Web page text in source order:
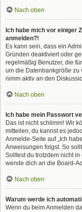
Nach oben
Ich habe mich vor einiger
anmelden?!
Es kann sein, dass ein
Gründen deaktiviert oder
regelmäßig Benutzer, die
um die Datenbankgröße zu
nimm aktiv an den
Nach oben
Ich habe mein Passwort
Das ist nicht schlimm! Wir
mitteilen, du kannst es
Anmelde-Seite auf „Ich
Anweisungen folgst. So
Solltest du trotzdem nicht
wende dich an die Board-
Nach oben
Warum werde ich
Wenn du beim Anmelden